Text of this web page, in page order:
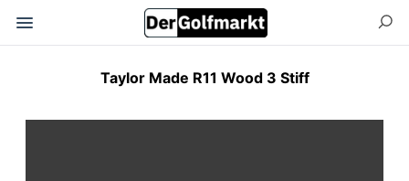
Taylor Made R11 Wood 3 Stiff